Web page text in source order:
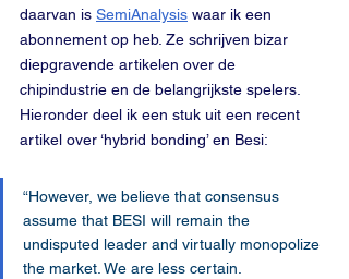
daarvan is SemiAnalysis waar ik een
abonnement op heb. Ze schrijven bizar
diepgravende artikelen over de
chipindustrie en de belangrijkste spelers.
Hieronder deel ik een stuk uit een recent
artikel over ‘hybrid bonding’ en Besi:
“However, we believe that consensus
assume that BESI will remain the
undisputed leader and virtually monopolize
the market. We are less certain.